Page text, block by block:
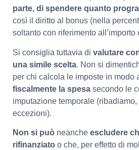
parte, di spendere quanto
così il diritto al bonus (nella
soltanto con riferimento all’importo
Si consiglia tuttavia di valutare
una simile scelta. Non si
per chi calcola le imposte in modo
fiscalmente la spesa secondo le
imputazione temporale
eccezioni).
Non si può neanche escludere
rifinanziato o che, per effetto di